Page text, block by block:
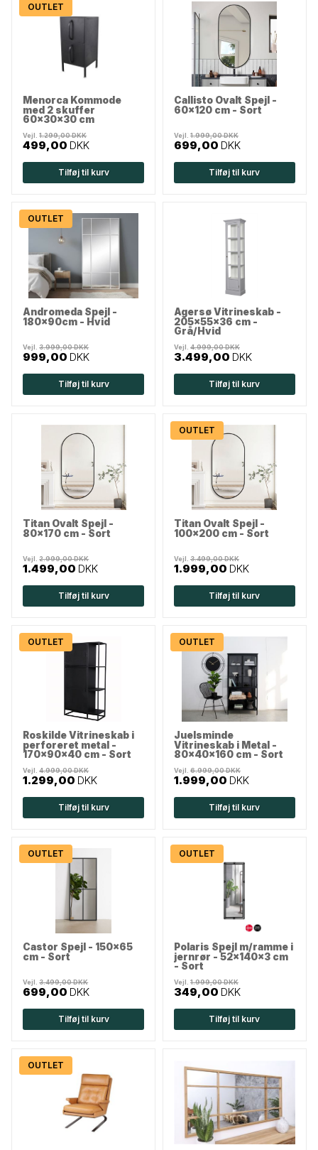
OUTLET
Menorca Kommode
med 2 skuffer
60x30x30 cm
499,00 DKK
Vejl.1.299,00 DKK
Tilføj til kurv
Callisto Ovalt Spejl -
60x120 cm - Sort
699,00 DKK
Vejl. 1.999,00 DKK
Tilføj til kurv
OUTLET
Andromeda Spejl -
180x90cm - Hvid
999,00 DKK
Vejl.3.999,00 DKK
Tilføj til kurv
Agersø Vitrineskab -
205x55x36 cm -
Grå/Hvid
3.499,00 DKK
Vejl. 4.999,00 DKK
Tilføj til kurv
Titan Ovalt Spejl -
80x170 cm - Sort
1.499,00 DKK
Vejl.2.999,00 DKK
Tilføj til kurv
OUTLET
Titan Ovalt Spejl -
100x200 cm - Sort
1.999,00 DKK
Vejl. 3.499,00 DKK
Tilføj til kurv
OUTLET
Roskilde Vitrineskab i
perforeret metal -
170x90x40 cm - Sort
1.299,00 DKK
Vejl.4.999,00 DKK
Tilføj til kurv
OUTLET
Juelsminde
Vitrineskab i Metal -
80x40x160 cm - Sort
1.999,00 DKK
Vejl. 6.999,00 DKK
Tilføj til kurv
OUTLET
Castor Spejl - 150x65
cm - Sort
699,00 DKK
Vejl.3.499,00 DKK
Tilføj til kurv
OUTLET
Polaris Spejl m/ramme i
jernrør - 52x140x3 cm
- Sort
349,00 DKK
Vejl. 1.999,00 DKK
Tilføj til kurv
OUTLET